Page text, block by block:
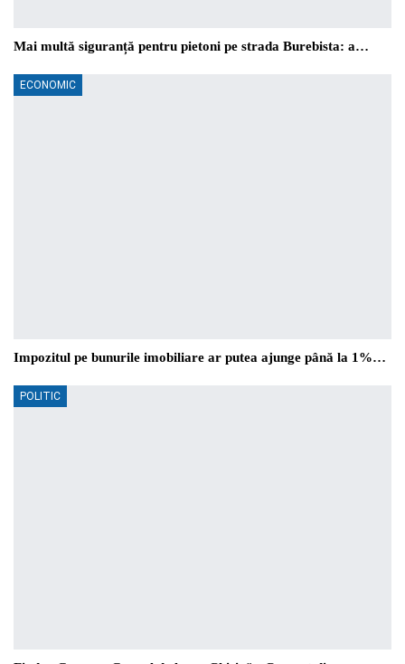
Mai multă siguranță pentru pietoni pe strada Burebista: a…
ECONOMIC
Impozitul pe bunurile imobiliare ar putea ajunge până la 1%…
POLITIC